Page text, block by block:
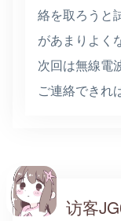
絡を取ろうと
があまりよく
次回は無線電
ご連絡できれ
访客